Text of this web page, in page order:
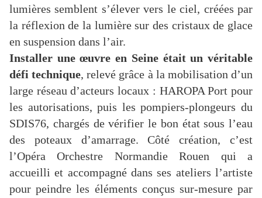
lumières semblent s’élever vers le ciel, créées par
la réflexion de la lumière sur des cristaux de glace
en suspension dans l’air.
Installer une œuvre en Seine était un véritable
défi technique, relevé grâce à la mobilisation d’un
large réseau d’acteurs locaux : HAROPA Port pour
les autorisations, puis les pompiers-plongeurs du
SDIS76, chargés de vérifier le bon état sous l’eau
des poteaux d’amarrage. Côté création, c’est
l’Opéra Orchestre Normandie Rouen qui a
accueilli et accompagné dans ses ateliers l’artiste
pour peindre les éléments conçus sur-mesure par